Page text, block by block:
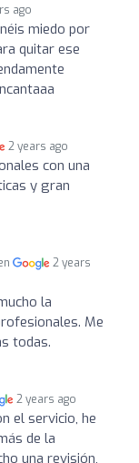
ago
miedo por
quitar ese
2 years ago
con una
y gran
2 years
la
Me
todas.
2 years ago
el servicio, he
de la
una revisión,